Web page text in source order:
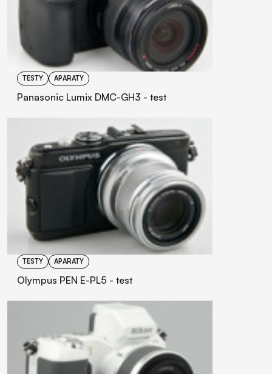
TESTY APARATY
Panasonic Lumix DMC-GH3 - test
TESTY APARATY
Olympus PEN E-PL5 - test